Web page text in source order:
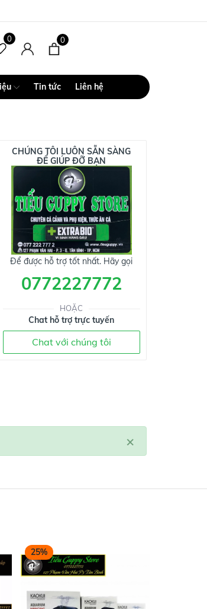
0 0
Tin tức Liên hệ
CHÚNG TÔI LUÔN SẴN SÀNG
ĐỂ GIÚP ĐỠ BẠN
Để được hỗ trợ tốt nhất. Hãy gọi
0772227772
HOẶC
Chat hỗ trợ trực tuyến
Chat với chúng tôi
×
25%